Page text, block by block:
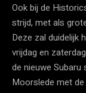
Ook bij de
strijd, met als
Deze zal duidelijk
vrijdag en
de nieuwe
Moorslede met